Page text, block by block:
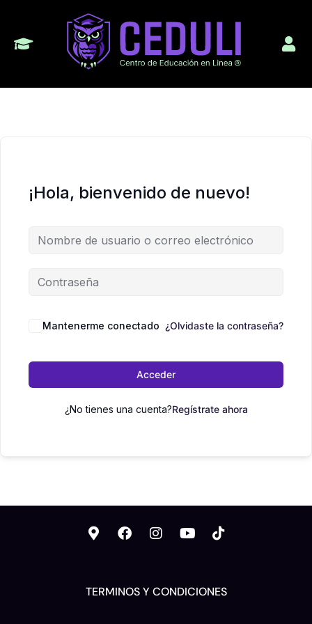
¡Hola, bienvenido de nuevo!
Mantenerme conectado ¿Olvidaste la contraseña?
Acceder
¿No tienes una cuenta?Regístrate ahora
TERMINOS Y CONDICIONES